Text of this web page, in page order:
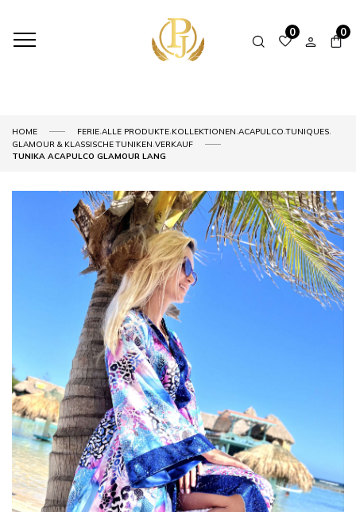
0 0
HOME FERIE,ALLE PRODUKTE,KOLLEKTIONEN,ACAPULCO,TUNIQUES,
GLAMOUR & KLASSISCHE TUNIKEN,VERKAUF
TUNIKA ACAPULCO GLAMOUR LANG